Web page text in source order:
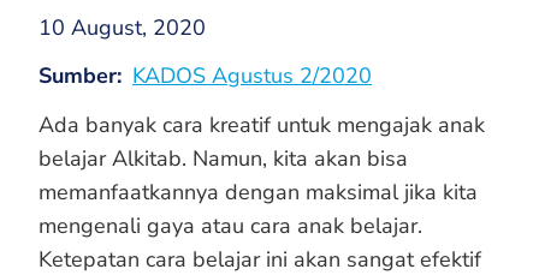
10 August, 2020
Sumber KADOS Agustus 2/2020
Ada banyak cara kreatif untuk mengajak anak
belajar Alkitab. Namun, kita akan bisa
memanfaatkannya dengan maksimal jika kita
mengenali gaya atau cara anak belajar.
Ketepatan cara belajar ini akan sangat efektif